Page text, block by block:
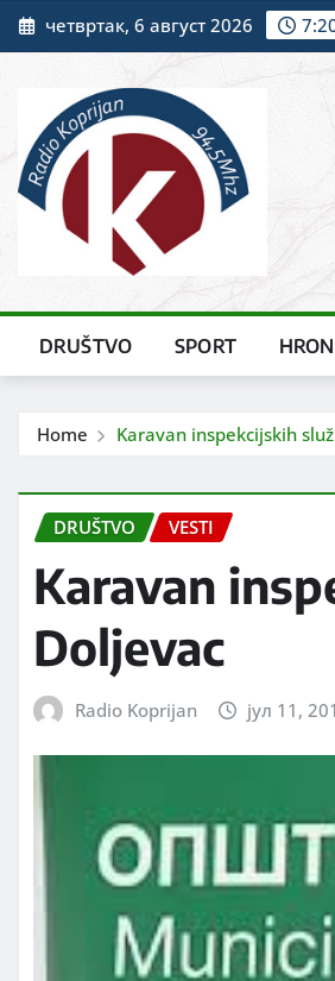
Skip
to
четвртак, 6 август 2026
DRUŠTVO SPORT
Home Karavan inspekcijskih
DRUŠTVO VESTI
Karavan
Doljevac
Radio Koprijan јул 11,